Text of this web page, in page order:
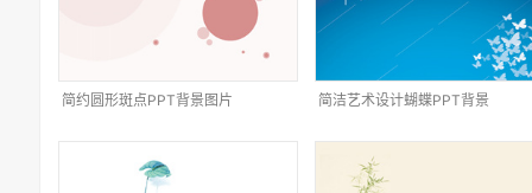
简约圆形斑点PPT背景图片 简洁艺术设计蝴蝶PPT背景